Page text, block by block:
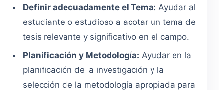
Definir adecuadamente el Tema: Ayudar al
estudiante o estudioso a acotar un tema de
tesis relevante y significativo en el campo.
Planificación y Metodología: Ayudar en la
planificación de la investigación y la
selección de la metodología apropiada para